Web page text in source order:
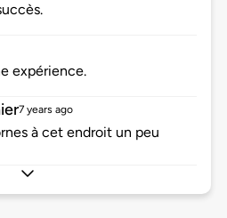
expérience.
7 years ago
à cet endroit un peu